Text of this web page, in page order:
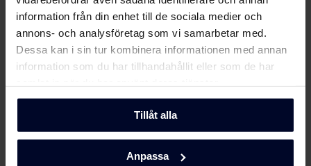
information från din enhet till de sociala medier och
annons- och analysföretag som vi samarbetar med.
Dessa kan i sin tur kombinera informationen med annan
information som du har tillhandahållit eller som de har
Tillåt alla
Anpassa
Användarhandbok
Säkerhetsinformation
Säkerhetsinformation
och varningar (FI)
Ladda ner
Visa mer
OmGram